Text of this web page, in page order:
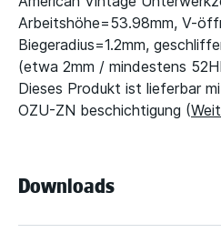
Arbeitshöhe=53.98mm, V-
Biegeradius=1.2mm,
(etwa 2mm / mindestens
Dieses Produkt ist lieferbar
OZU-ZN beschichtigung (
Downloads